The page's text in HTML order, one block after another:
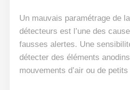
Un mauvais paramétrage de
détecteurs est l’une des
fausses alertes. Une
détecter des éléments
mouvements d’air ou de